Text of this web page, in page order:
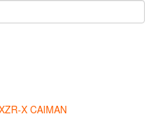
X CAIMAN